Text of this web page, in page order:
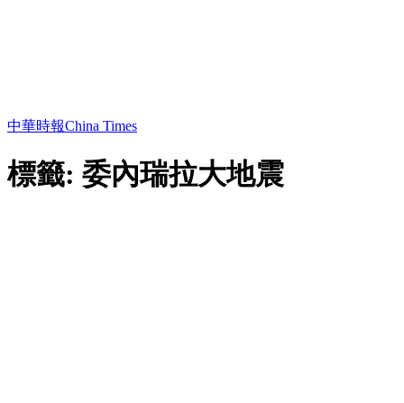
中華時報China Times
標籤: 委內瑞拉大地震